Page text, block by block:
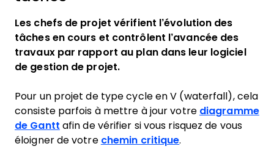
Les chefs de projet vérifient l’évolution des
tâches en cours et contrôlent l’avancée des
travaux par rapport au plan dans leur logiciel
de gestion de projet.
Pour un projet de type cycle en V (waterfall), cela
consiste parfois à mettre à jour votre diagramme
de Gantt afin de vérifier si vous risquez de vous
éloigner de votre chemin critique.